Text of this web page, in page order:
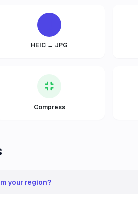
HEIC → JPG
Compress
your region?